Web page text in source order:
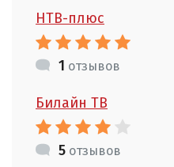
НТВ-плюс
1 отзывов
Билайн ТВ
5 отзывов